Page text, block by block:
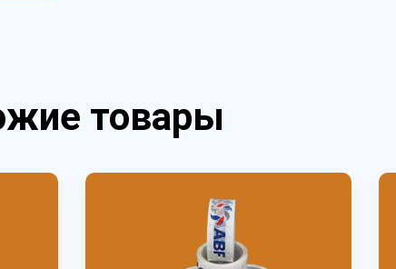
товары